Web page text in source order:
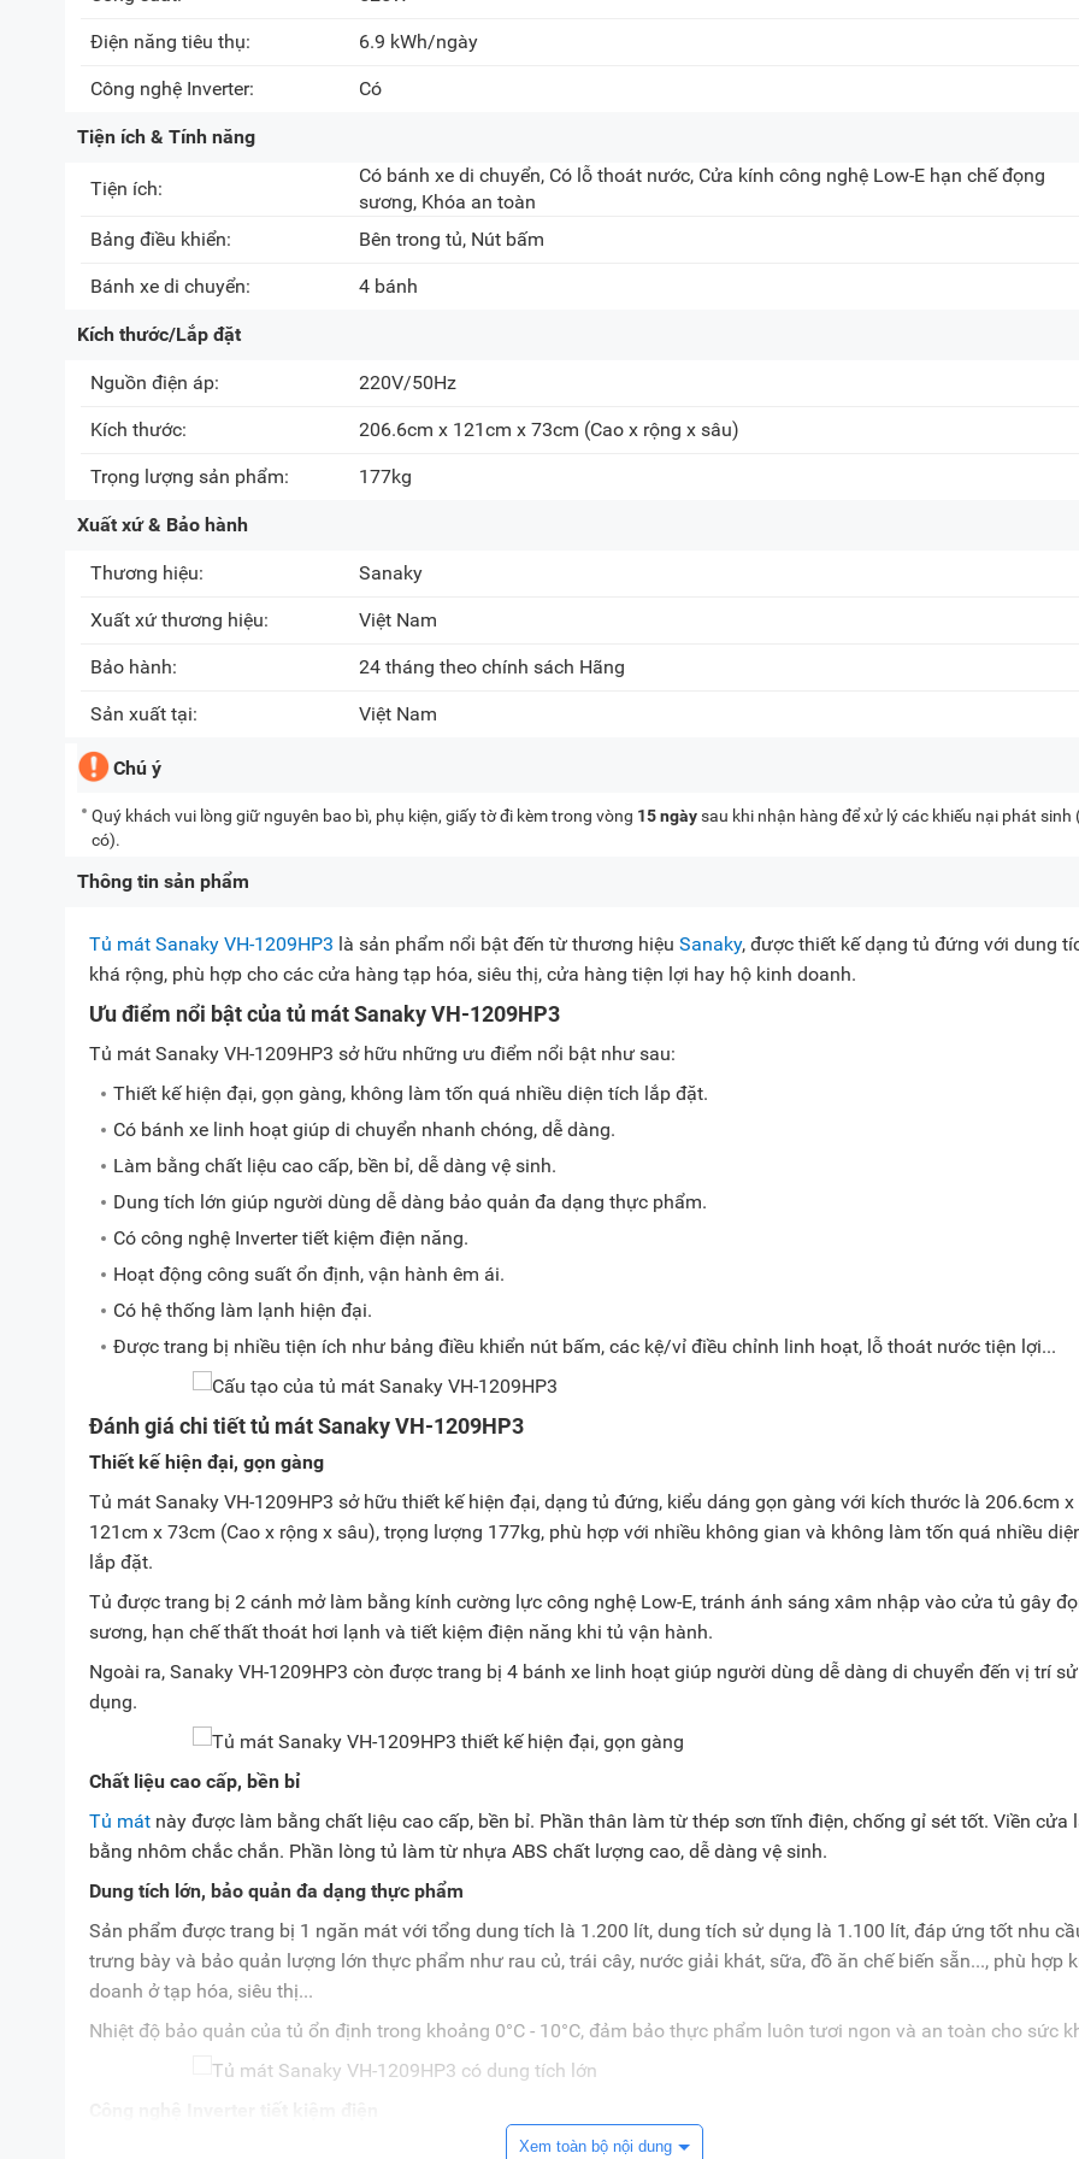
Điện năng tiêu thụ: 6.9 kWh/ngày
Công nghệ Inverter: Có
Tiện ích & Tính năng
Tiện ích:
Có bánh xe di chuyển, Có lỗ thoát nước, Cửa kính công nghệ Low-E hạn chế đọng
sương, Khóa an toàn
Bảng điều khiển:
Bên trong tủ, Nút bấm
Bánh xe di chuyển: 4 bánh
Kích thước/Lắp đặt
Nguồn điện áp: 220V/50Hz
Kích thước: 206.6cm x 121cm x 73cm (Cao x rộng x sâu)
Trọng lượng sản phẩm: 177kg
Xuất xứ & Bảo hành
Thương hiệu: Sanaky
Xuất xứ thương hiệu: Việt Nam
Bảo hành: 24 tháng theo chính sách Hãng
Sản xuất tại: Việt Nam
Chú ý
Quý khách vui lòng giữ nguyên bao bì, phụ kiện, giấy tờ đi kèm trong vòng 15 ngàysau khi nhận hàng để xử lý các khiếu nại phát sinh
có).
Thông tin sản phẩm
Tủ mát Sanaky VH-1209HP3 là sản phẩm nổi bật đến từ thương hiệu Sanaky, được thiết kế dạng tủ đứng với dung
khá rộng, phù hợp cho các cửa hàng tạp hóa, siêu thị, cửa hàng tiện lợi hay hộ kinh doanh.
Ưu điểm nổi bật của tủ mát Sanaky VH-1209HP3
Tủ mát Sanaky VH-1209HP3 sở hữu những ưu điểm nổi bật như sau:
Thiết kế hiện đại, gọn gàng, không làm tốn quá nhiều diện tích lắp đặt.
Có bánh xe linh hoạt giúp di chuyển nhanh chóng, dễ dàng.
Làm bằng chất liệu cao cấp, bền bỉ, dễ dàng vệ sinh.
Dung tích lớn giúp người dùng dễ dàng bảo quản đa dạng thực phẩm.
Có công nghệ Inverter tiết kiệm điện năng.
Hoạt động công suất ổn định, vận hành êm ái.
Có hệ thống làm lạnh hiện đại.
Được trang bị nhiều tiện ích như bảng điều khiển nút bấm, các kệ/vỉ điều chỉnh linh hoạt, lỗ thoát nước tiện lợi...
Đánh giá chi tiết tủ mát Sanaky VH-1209HP3
Thiết kế hiện đại, gọn gàng
Tủ mát Sanaky VH-1209HP3 sở hữu thiết kế hiện đại, dạng tủ đứng, kiểu dáng gọn gàng với kích thước là 206.6cm x
121cm x 73cm (Cao x rộng x sâu), trọng lượng 177kg, phù hợp với nhiều không gian và không làm tốn quá nhiều
lắp đặt.
Tủ được trang bị 2 cánh mở làm bằng kính cường lực công nghệ Low-E, tránh ánh sáng xâm nhập vào cửa tủ gây
sương, hạn chế thất thoát hơi lạnh và tiết kiệm điện năng khi tủ vận hành.
Ngoài ra, Sanaky VH-1209HP3 còn được trang bị 4 bánh xe linh hoạt giúp người dùng dễ dàng di chuyển đến vị trí sử
dụng.
Chất liệu cao cấp, bền bỉ
Tủ mát này được làm bằng chất liệu cao cấp, bền bỉ. Phần thân làm từ thép sơn tĩnh điện, chống gỉ sét tốt. Viền cửa
bằng nhôm chắc chắn. Phần lòng tủ làm từ nhựa ABS chất lượng cao, dễ dàng vệ sinh.
Dung tích lớn, bảo quản đa dạng thực phẩm
Sản phẩm được trang bị 1 ngăn mát với tổng dung tích là 1.200 lít, dung tích sử dụng là 1.100 lít, đáp ứng tốt nhu
trưng bày và bảo quản lượng lớn thực phẩm như rau củ, trái cây, nước giải khát, sữa, đồ ăn chế biến sẵn..., phù hợp
doanh ở tạp hóa, siêu thị...
Nhiệt độ bảo quản của tủ ổn định trong khoảng 0°C - 10°C, đảm bảo thực phẩm luôn tươi ngon và an toàn cho sức
Điểm nổi bật của VH-1209HP3 là được ứng dụng công nghệ Inverter với cơ chế chỉnh vòng quay động cơ, giúp tiết
Xem toàn bộ nội dung